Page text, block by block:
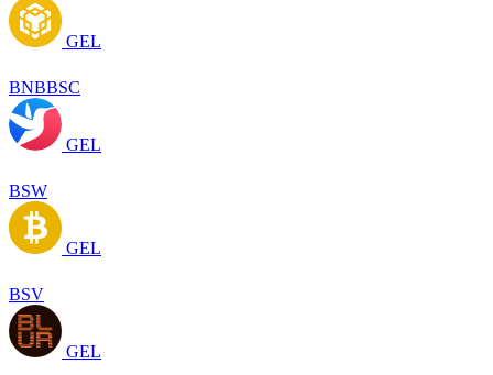
GEL
BNBBSC
GEL
BSW
GEL
BSV
GEL